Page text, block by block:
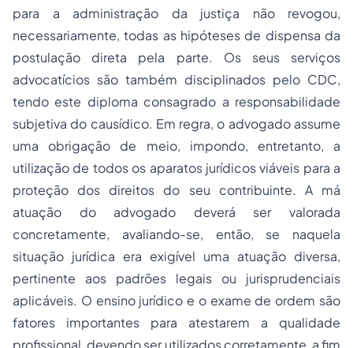
para a administração da justiça não revogou,
necessariamente, todas as hipóteses de dispensa da
postulação direta pela parte. Os seus serviços
advocatícios são também disciplinados pelo CDC,
tendo este diploma consagrado a responsabilidade
subjetiva do causídico. Em regra, o advogado assume
uma obrigação de meio, impondo, entretanto, a
utilização de todos os aparatos jurídicos viáveis para a
proteção dos direitos do seu contribuinte. A má
atuação do advogado deverá ser valorada
concretamente, avaliando-se, então, se naquela
situação jurídica era exigível uma atuação diversa,
pertinente aos padrões legais ou jurisprudenciais
aplicáveis. O ensino jurídico e o exame de ordem são
fatores importantes para atestarem a qualidade
profissional, devendo ser utilizados corretamente, a fim